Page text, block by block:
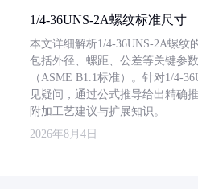
1/4-36UNS-2A螺纹标准尺寸
本文详细解析1/4-36UNS-2A螺纹
包括外径、螺距、公差等关键参
（ASME B1.1标准）。针对1/4-
见疑问，通过公式推导给出精确
附加工艺建议与扩展知识。
2026年8月4日